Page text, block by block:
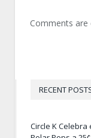
Comments are
RECENT
Circle K